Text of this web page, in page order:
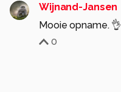
Wijnand-Jansen
Mooie opname. 👌
0